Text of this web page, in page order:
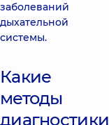
заболеваний
дыхательной
системы.
Какие
методы
диагностики